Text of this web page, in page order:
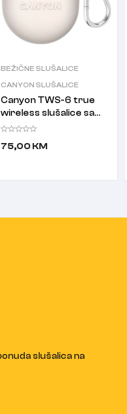
BEŽIČNE SLUŠALICE
CANYON SLUŠALICE
Canyon TWS-6 true
wireless slušalice sa
mikrofonom CNS-
75,00 KM
slušalica na